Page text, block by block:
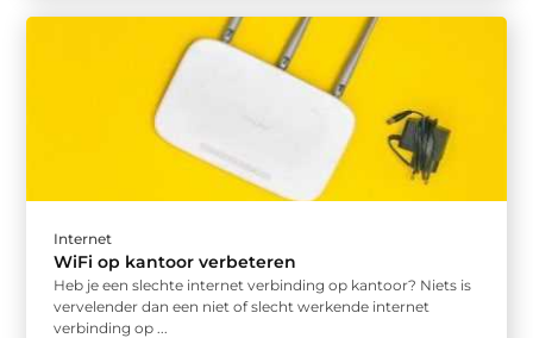
Internet
WiFi op kantoor verbeteren
Heb je een slechte internet verbinding op kantoor? Niets is
vervelender dan een niet of slecht werkende internet
verbinding op ...